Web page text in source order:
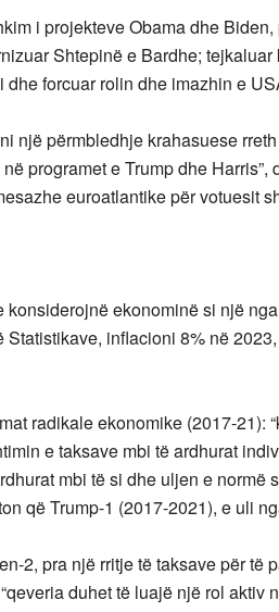
i projekteve Obama dhe
Shtepinë e Bardhe;
forcuar rolin dhe imazhin e
një përmbledhje krahasuese
programet e Trump dhe
euroatlantike për votuesit
ekonominë si një
inflacioni 8% në
radikale ekonomike (2017-21):
e taksave mbi të ardhurat
mbi të si dhe uljen e normë
që Trump-1 (2017-2021), e uli
2, pra një rritje të taksave për të
duhet të luajë një rol aktiv